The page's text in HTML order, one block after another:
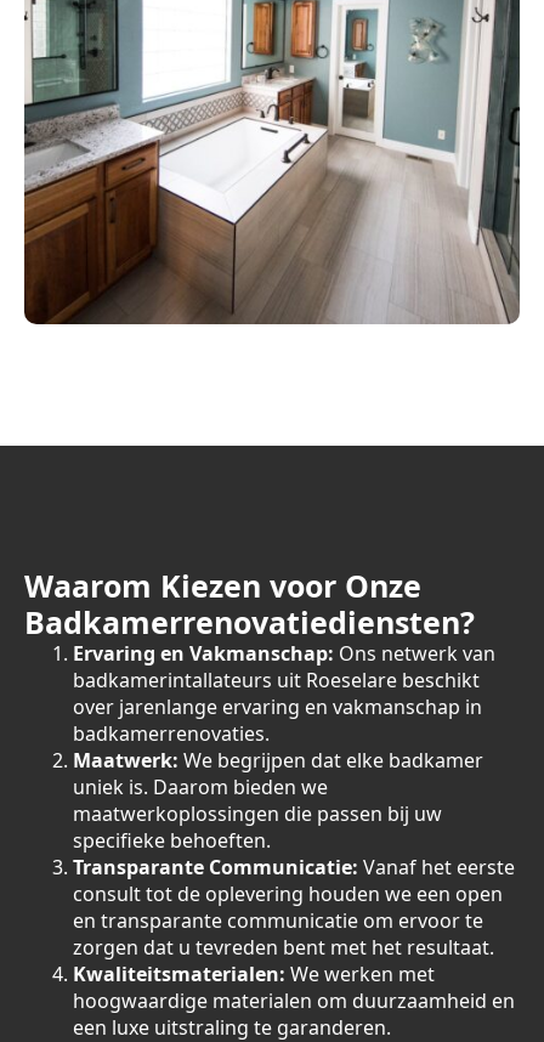
Waarom Kiezen voor Onze
Badkamerrenovatiediensten?
Ervaring en Vakmanschap: Ons netwerk van
badkamerintallateurs uit Roeselare beschikt
over jarenlange ervaring en vakmanschap in
badkamerrenovaties.
Maatwerk: We begrijpen dat elke badkamer
uniek is. Daarom bieden we
maatwerkoplossingen die passen bij uw
specifieke behoeften.
Transparante Communicatie: Vanaf het eerste
consult tot de oplevering houden we een open
en transparante communicatie om ervoor te
zorgen dat u tevreden bent met het resultaat.
Kwaliteitsmaterialen: We werken met
hoogwaardige materialen om duurzaamheid en
een luxe uitstraling te garanderen.